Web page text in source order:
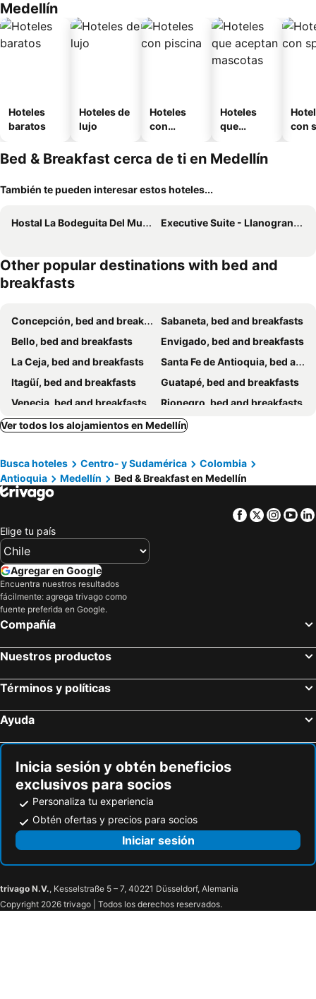
Medellín
Hoteles
baratos
Hoteles de
lujo
Hoteles
con
Hoteles
que
mascotas
con
Bed & Breakfast cerca de ti en Medellín
También te pueden interesar estos hoteles...
Hostal La Bodeguita Del Mundo Laureles Executive Suite - Llanogrande
Other popular destinations with bed and
breakfasts
Concepción, bed and breakfasts
Sabaneta, bed and breakfasts
Bello, bed and breakfasts
Envigado, bed and breakfasts
La Ceja, bed and breakfasts
Santa Fe de Antioquia, bed and breakfasts
Itagüí, bed and breakfasts
Guatapé, bed and breakfasts
Venecia, bed and breakfasts
Rionegro, bed and breakfasts
Marinilla, bed and breakfasts
Ver todos los alojamientos en Medellín
Busca hoteles Centro- y Sudamérica
Colombia
Antioquia
Medellín Bed & Breakfast en Medellín
Facebook
Twitter
Elige tu país
Agregar en Google
Encuentra nuestros resultados
fácilmente: agrega trivago como
fuente preferida en Google.
Compañía
Nuestros productos
Términos y políticas
Ayuda
Inicia sesión y obtén beneficios
exclusivos para socios
Personaliza tu experiencia
Obtén ofertas y precios para socios
Iniciar sesión
trivago N.V., Kesselstraße 5 – 7, 40221 Düsseldorf, Alemania
Copyright 2026 trivago | Todos los derechos reservados.